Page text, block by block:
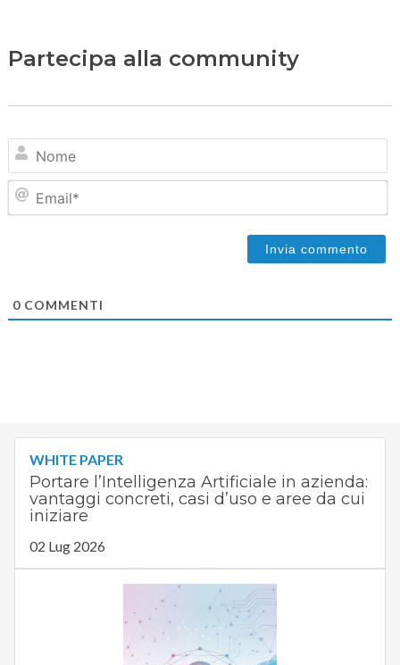
Partecipa alla community
0COMMENTI
WHITE PAPER
Portare l’Intelligenza Artificiale in azienda:
vantaggi concreti, casi d’uso e aree da cui
iniziare
02 Lug 2026